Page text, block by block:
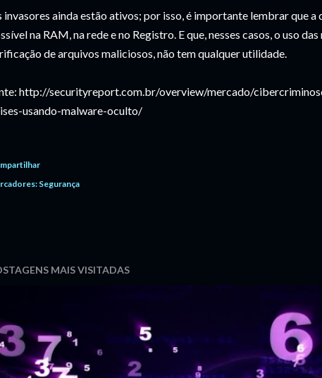
invasores ainda estão ativos; por isso, é importante lembrar que a
na RAM, na rede e no Registro. E que, nesses casos, o uso
de arquivos maliciosos, não tem qualquer utilidade.
http://securityreport.com.br/overview/mercado/
usando-malware-oculto/
Segurança
MAIS VISITADAS